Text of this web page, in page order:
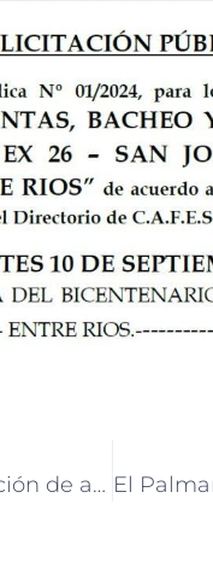
Con la capacitación en operación de autoelevadores Samping se iniciaron actividades en la ex Metalúrgica de Colón